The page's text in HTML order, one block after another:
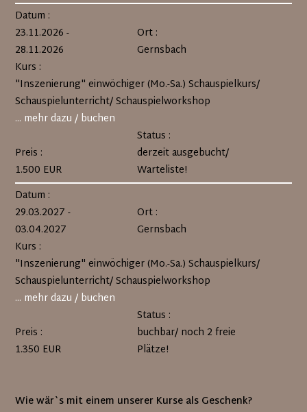
Datum :
23.11.2026 -
28.11.2026
Ort :
Gernsbach
Kurs :
"Inszenierung" einwöchiger (Mo.-Sa.) Schauspielkurs/
Schauspielunterricht/ Schauspielworkshop
... mehr dazu / buchen
Preis :
1.500 EUR
Status :
derzeit ausgebucht/
Warteliste!
Datum :
29.03.2027 -
03.04.2027
Ort :
Gernsbach
Kurs :
"Inszenierung" einwöchiger (Mo.-Sa.) Schauspielkurs/
Schauspielunterricht/ Schauspielworkshop
... mehr dazu / buchen
Preis :
1.350 EUR
Status :
buchbar/ noch 2 freie
Plätze!
Wie wär`s mit einem unserer Kurse als Geschenk?